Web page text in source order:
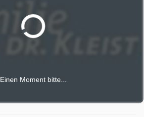
Einen Moment bitte...